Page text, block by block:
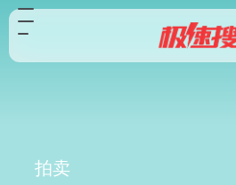
拍卖